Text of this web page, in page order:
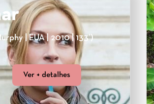
| EUA | 2010 | 133’)
Ver + detalhes